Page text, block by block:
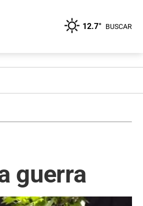
12.7° BUSCAR
guerra